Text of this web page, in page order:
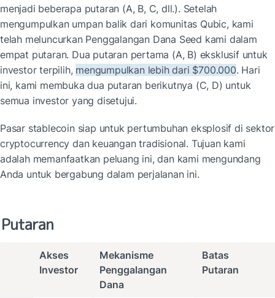
menjadi beberapa putaran (A, B, C, dll.). Setelah
mengumpulkan umpan balik dari komunitas Qubic, kami
telah meluncurkan Penggalangan Dana Seed kami dalam
empat putaran. Dua putaran pertama (A, B) eksklusif untuk
investor terpilih, mengumpulkan lebih dari $700.000. Hari
ini, kami membuka dua putaran berikutnya (C, D) untuk
semua investor yang disetujui.
Pasar stablecoin siap untuk pertumbuhan eksplosif di sektor
cryptocurrency dan keuangan tradisional. Tujuan kami
adalah memanfaatkan peluang ini, dan kami mengundang
Anda untuk bergabung dalam perjalanan ini.
Putaran
Akses
Investor
Mekanisme
Penggalangan
Dana
Batas
Putaran